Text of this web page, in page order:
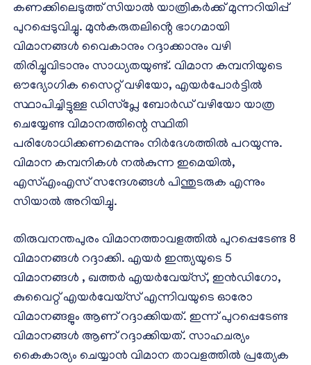
കണക്കിലെടുത്ത് സിയാൽ യാത്രികർക്ക് മുന്നറിയിപ്പ്
പുറപ്പെടുവിച്ചു. മുൻകരുതലിൻ്റെ ഭാഗമായി
വിമാനങ്ങൾ വൈകാനും റദ്ദാക്കാനും വഴി
തിരിച്ചുവിടാനും സാധ്യതയുണ്ട്. വിമാന കമ്പനിയുടെ
ഔദ്യോഗിക സൈറ്റ് വഴിയോ, എയർപോർട്ടിൽ
സ്ഥാപിച്ചിട്ടുള്ള ഡിസ്പ്ലേ ബോർഡ് വഴിയോ യാത്ര
ചെയ്യേണ്ട വിമാനത്തിന്റെ സ്ഥിതി
പരിശോധിക്കണമെന്നും നിർദേശത്തിൽ പറയുന്നു.
വിമാന കമ്പനികൾ നൽകുന്ന ഇമെയിൽ,
എസ്എംഎസ് സന്ദേശങ്ങൾ പിന്തുടരുക എന്നും
സിയാൽ അറിയിച്ചു.
തിരുവനന്തപുരം വിമാനത്താവളത്തിൽ പുറപ്പെടേണ്ട 8
വിമാനങ്ങൾ റദ്ദാക്കി. എയർ ഇന്ത്യയുടെ 5
വിമാനങ്ങൾ , ഖത്തർ എയർവേയ്സ്, ഇൻഡിഗോ,
കുവൈറ്റ് എയർവേയ്സ് എന്നിവയുടെ ഓരോ
വിമാനങ്ങളും ആണ് റദ്ദാക്കിയത്. ഇന്ന് പുറപ്പെടേണ്ട
വിമാനങ്ങൾ ആണ് റദ്ദാക്കിയത്. സാഹചര്യം
കൈകാര്യം ചെയ്യാൻ വിമാന താവളത്തിൽ പ്രത്യേക